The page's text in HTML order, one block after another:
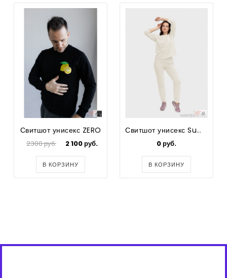
Свитшот унисекс ZERO
2300 руб. 2 100 руб.
В КОРЗИНУ
Свитшот унисекс Summer
0 руб.
В КОРЗИНУ